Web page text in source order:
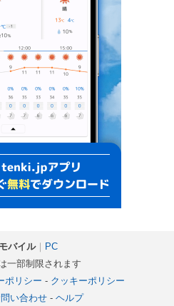
モバイル｜ PC
一部制限されます
ポリシー - クッキーポリシー
い合わせ- ヘルプ